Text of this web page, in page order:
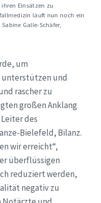
Einsätzen zu
läuft nun noch ein
Galle-Schäfer,
um
und
rascher zu
großen Anklang
des
Bielefeld, Bilanz.
wir erreicht“,
überflüssigen
reduziert werden,
negativ zu